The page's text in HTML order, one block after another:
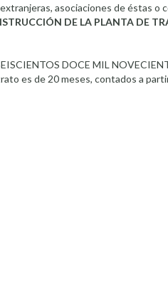
asociaciones de éstas o
DE LA PLANTA DE
DOCE MIL
es de 20 meses, contados a